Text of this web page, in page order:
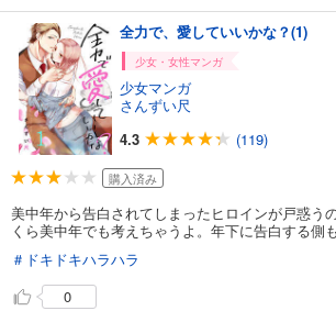
全力で、愛していいかな？(1)
少女・女性マンガ
少女マンガ
さんずい尺
4.3
(119)
購入済み
美中年から告白されてしまったヒロインが戸惑う
くら美中年でも考えちゃうよ。年下に告白する側
＃ドキドキハラハラ
0